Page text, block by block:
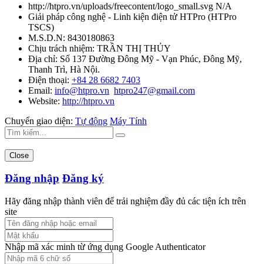
http://htpro.vn/uploads/freecontent/logo_small.svg N/A
Giải pháp công nghệ - Linh kiện điện tử HTPro (HTPro
TSCS)
M.S.D.N: 8430180863
Chịu trách nhiệm: TRẦN THỊ THỦY
Địa chỉ: Số 137 Đường Đông Mỹ - Vạn Phúc, Đông Mỹ,
Thanh Trì, Hà Nội.
Điện thoại: +84 28 6682 7403
Email: info@htpro.vn htpro247@gmail.com
Website: http://htpro.vn
Chuyển giao diện: Tự động Máy Tính
Close
Đăng nhập Đăng ký
Hãy đăng nhập thành viên để trải nghiệm đầy đủ các tiện ích trên
site
Nhập mã xác minh từ ứng dụng Google Authenticator